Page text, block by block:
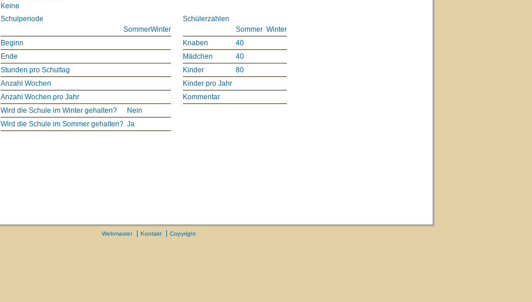
Keine
Schulperiode
SommerWinter
Beginn
Ende
Stunden pro Schultag
Anzahl Wochen
Anzahl Wochen pro Jahr
Wird die Schule im Winter gehalten?
Nein
Wird die Schule im Sommer gehalten? Ja
Schülerzahlen
Sommer Winter
Knaben
40
Mädchen
40
Kinder
80
Kinder pro Jahr
Kommentar
Webmaster Kontakt Copyright